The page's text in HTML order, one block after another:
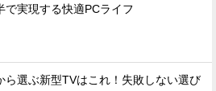
で実現する快適PCライフ
ら選ぶ新型TVはこれ！失敗しない選び